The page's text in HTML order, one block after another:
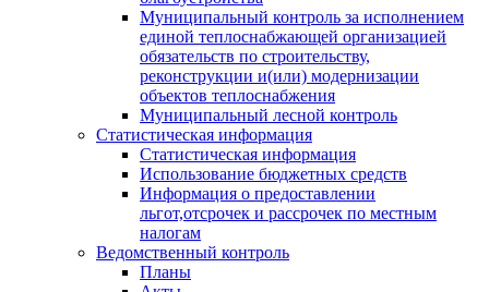
Муниципальный контроль за исполнением
единой теплоснабжающей организацией
обязательств по строительству,
реконструкции и(или) модернизации
объектов теплоснабжения
Муниципальный лесной контроль
Статистическая информация
Статистическая информация
Использование бюджетных средств
Информация о предоставлении
льгот,отсрочек и рассрочек по местным
налогам
Ведомственный контроль
Планы